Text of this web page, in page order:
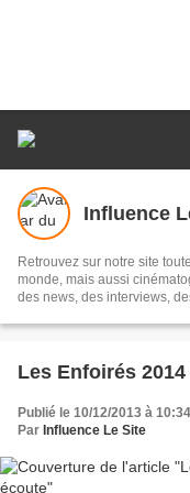
Influence
Retrouvez sur notre site
monde, mais aussi
des news, des interviews,
Les Enfoirés
Publié le 10/12/2013 à 10:34
Par Influence Le Site